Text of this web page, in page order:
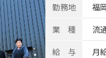
勤務地
福
業 種
流
給 与
月